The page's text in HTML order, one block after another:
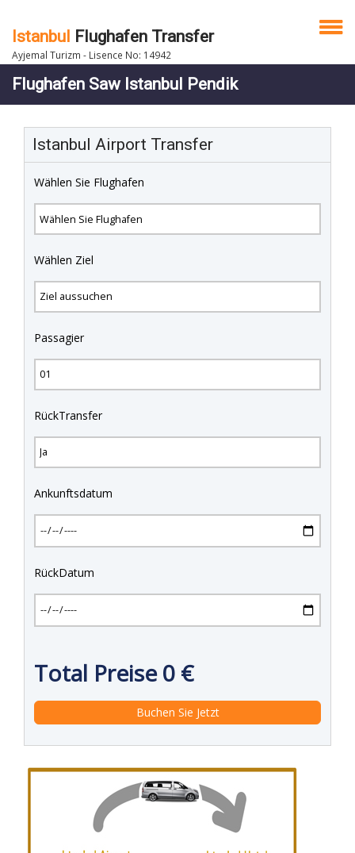
Istanbul Flughafen Transfer
Ayjemal Turizm - Lisence No: 14942
Flughafen Saw Istanbul Pendik
Istanbul Airport Transfer
Wählen Sie Flughafen
Wählen Ziel
Passagier
RückTransfer
Ankunftsdatum
RückDatum
Total Preise0 €